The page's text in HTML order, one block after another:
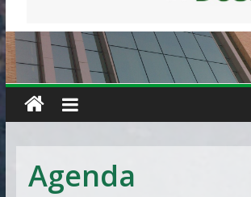
Presbiteriana
de
Vitória
Agenda